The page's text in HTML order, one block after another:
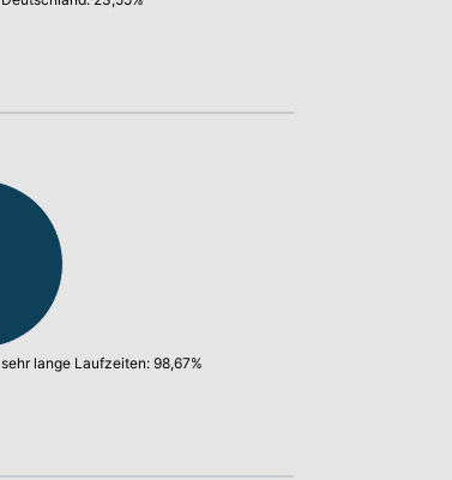
sehr lange Laufzeiten: 98,67%